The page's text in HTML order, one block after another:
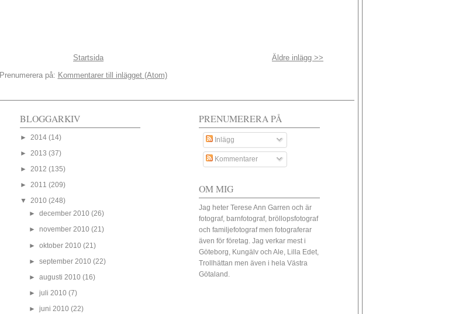
Äldre inlägg >>
Startsida
Prenumerera på: Kommentarer till inlägget (Atom)
BLOGGARKIV
►2014(14)
►2013(37)
►2012(135)
►2011(209)
▼2010(248)
►december 2010(26)
►november 2010(21)
►oktober 2010(21)
►september 2010(22)
►augusti 2010(16)
►juli 2010(7)
►juni 2010(22)
PRENUMERERA PÅ
Inlägg
Kommentarer
OM MIG
Jag heter Terese Ann Garren och är
fotograf, barnfotograf, bröllopsfotograf
och familjefotograf men fotograferar
även för företag. Jag verkar mest i
Göteborg, Kungälv och Ale, Lilla Edet,
Trollhättan men även i hela Västra
Götaland.